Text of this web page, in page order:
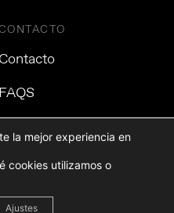
Contacto
FAQS
Aviso Legal
la mejor experiencia en
cookies utilizamos o
Ajustes